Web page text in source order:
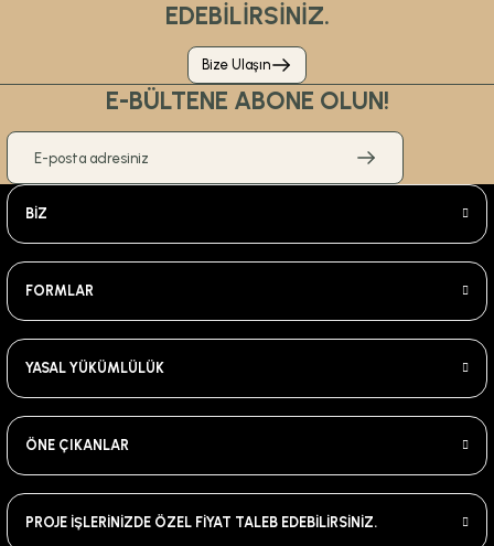
EDEBİLİRSİNİZ.
Bize Ulaşın
E-BÜLTENE ABONE OLUN!
BİZ
FORMLAR
YASAL YÜKÜMLÜLÜK
ÖNE ÇIKANLAR
PROJE İŞLERİNİZDE ÖZEL FİYAT TALEB EDEBİLİRSİNİZ.